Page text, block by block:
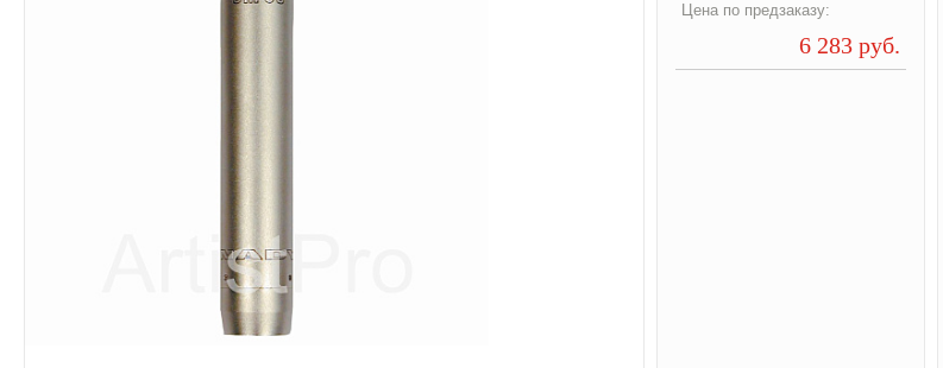
Цена по предзаказу:
6 283 руб.